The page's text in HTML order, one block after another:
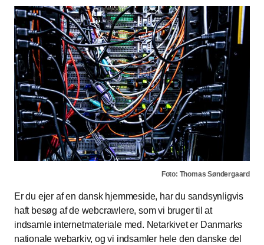
Foto: Thomas Søndergaard
Er du ejer af en dansk hjemmeside, har du sandsynligvis
haft besøg af de webcrawlere, som vi bruger til at
indsamle internetmateriale med. Netarkivet er Danmarks
nationale webarkiv, og vi indsamler hele den danske del